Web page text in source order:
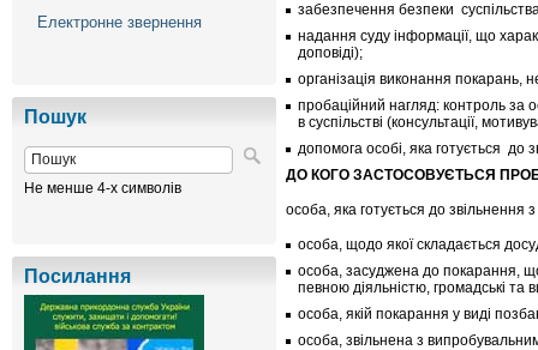
Електронне звернення
Пошук
Не менше 4-х символів
Посилання
забезпечення безпеки
надання суду інформації, що
доповіді);
організація виконання покарань,
пробаційний нагляд: контроль за
в суспільстві (консультації,
допомога особі, яка готується до
ДО КОГО ЗАСТОСОВУЄТЬСЯ
особа, яка готується до звільнення
особа, щодо якої складається
особа, засуджена до покарання,
певною діяльністю, громадські та
особа, якій покарання у виді
особа, звільнена з